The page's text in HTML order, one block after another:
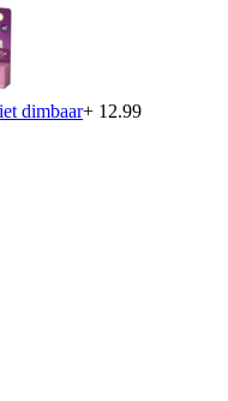
dimbaar+ 12.99